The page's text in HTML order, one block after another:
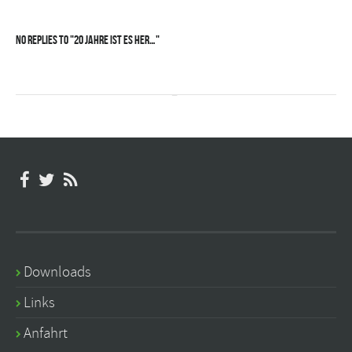
No Replies to "20 Jahre ist es her…"
Downloads
Links
Anfahrt